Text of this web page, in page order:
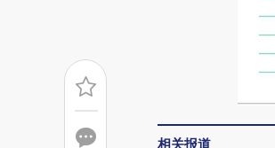
相关报道